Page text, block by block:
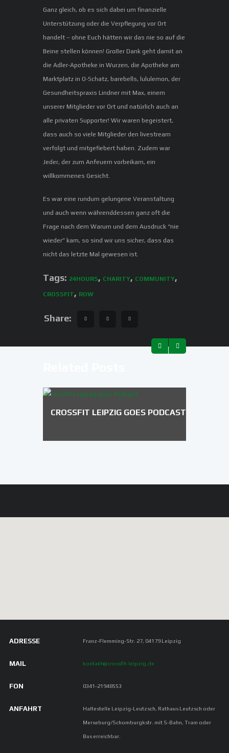
Ganz gleich, ob es sich dabei um finanzielle
Unterstützung oder die Verpflegung vor Ort
handelt – ohne Euch hätten wir das nie so auf die
Beine stellen können! Großer Dank geht damit an
die Adler-Apotheke in Wurzen, die Apotheke am
Marktplatz in O-Schatz, barebells, lululemon, der
Gesundheitspraxis Lindner mit Max, einem
unserer Mitglieder vor Ort und natürlich auch an
alle privaten Supporter! Wir waren begeistert,
dass auch so viele Mitglieder den livestream
verfolgt und mitgefiebert haben. Zudem war
Jeder, der zum Anfeuern vorbeikam, ein
willkommenes Gesicht.
Es war eine rundum gelungene Veranstaltung
und auch wenn währenddessen ganz oft die
Frage nach dem Warum und dem Ausdruck “nie
wieder” kam, so sind wir uns sicher, dass das
nicht das letzte Mal gewesen ist.
Tags: 24HOURS, CHARITY, COMMUNITY,
CROSSFIT, ROW
Share:
CROSSFIT LEIPZIG GOES PODCAST
ADRESSE Franz-Flemming-Str. 27, 04179 Leipzig
MAIL kontakt@crossfit-leipzig.de
FON 0341-21948553
ANFAHRT Haltestelle Leipzig-Leutzsch, Rathaus Leutzsch oder
Merseburg/Schomburgkstr. mit S-Bahn, Tram oder
Bus erreichbar.